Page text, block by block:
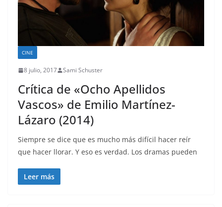
CINE
8 julio, 2017 Sami Schuster
Crítica de «Ocho Apellidos
Vascos» de Emilio Martínez-
Lázaro (2014)
Siempre se dice que es mucho más difícil hacer reír
que hacer llorar. Y eso es verdad. Los dramas pueden
Leer más